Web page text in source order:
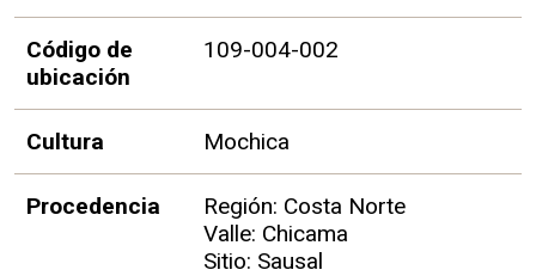
Código de
ubicación
109-004-002
Cultura Mochica
Procedencia
Región: Costa Norte
Valle: Chicama
Sitio: Sausal